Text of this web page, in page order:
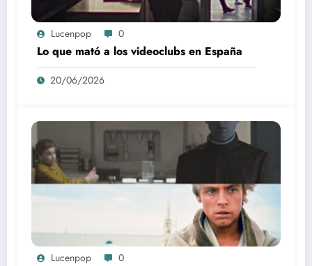
Lucenpop 0
Lo que mató a los videoclubs en España
20/06/2026
Lucenpop 0